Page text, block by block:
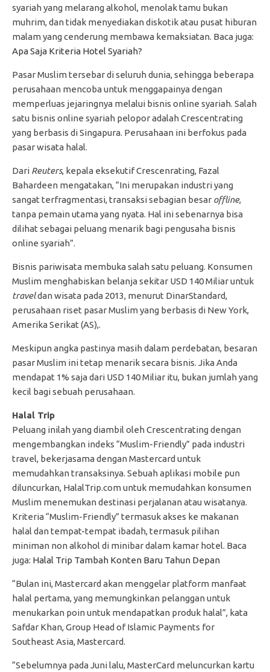
syariah yang melarang alkohol, menolak tamu bukan
muhrim, dan tidak menyediakan diskotik atau pusat hiburan
malam yang cenderung membawa kemaksiatan. Baca juga:
Apa Saja Kriteria Hotel Syariah?
Pasar Muslim tersebar di seluruh dunia, sehingga beberapa
perusahaan mencoba untuk menggapainya dengan
memperluas jejaringnya melalui bisnis online syariah. Salah
satu bisnis online syariah pelopor adalah Crescentrating
yang berbasis di Singapura. Perusahaan ini berfokus pada
pasar wisata halal.
Dari Reuters, kepala eksekutif Crescenrating, Fazal
Bahardeen mengatakan, “Ini merupakan industri yang
sangat terfragmentasi, transaksi sebagian besar offline,
tanpa pemain utama yang nyata. Hal ini sebenarnya bisa
dilihat sebagai peluang menarik bagi pengusaha bisnis
online syariah”.
Bisnis pariwisata membuka salah satu peluang. Konsumen
Muslim menghabiskan belanja sekitar USD 140 Miliar untuk
traveldan wisata pada 2013, menurut DinarStandard,
perusahaan riset pasar Muslim yang berbasis di New York,
Amerika Serikat (AS),.
Meskipun angka pastinya masih dalam perdebatan, besaran
pasar Muslim ini tetap menarik secara bisnis. Jika Anda
mendapat 1% saja dari USD 140 Miliar itu, bukan jumlah yang
kecil bagi sebuah perusahaan.
Halal Trip
Peluang inilah yang diambil oleh Crescentrating dengan
mengembangkan indeks “Muslim-Friendly” pada industri
travel, bekerjasama dengan Mastercard untuk
memudahkan transaksinya. Sebuah aplikasi mobile pun
diluncurkan, HalalTrip.com untuk memudahkan konsumen
Muslim menemukan destinasi perjalanan atau wisatanya.
Kriteria “Muslim-Friendly” termasuk akses ke makanan
halal dan tempat-tempat ibadah, termasuk pilihan
miniman non alkohol di minibar dalam kamar hotel. Baca
juga: Halal Trip Tambah Konten Baru Tahun Depan
“Bulan ini, Mastercard akan menggelar platform manfaat
halal pertama, yang memungkinkan pelanggan untuk
menukarkan poin untuk mendapatkan produk halal”, kata
Safdar Khan, Group Head of Islamic Payments for
Southeast Asia, Mastercard.
“Sebelumnya pada Juni lalu, MasterCard meluncurkan kartu